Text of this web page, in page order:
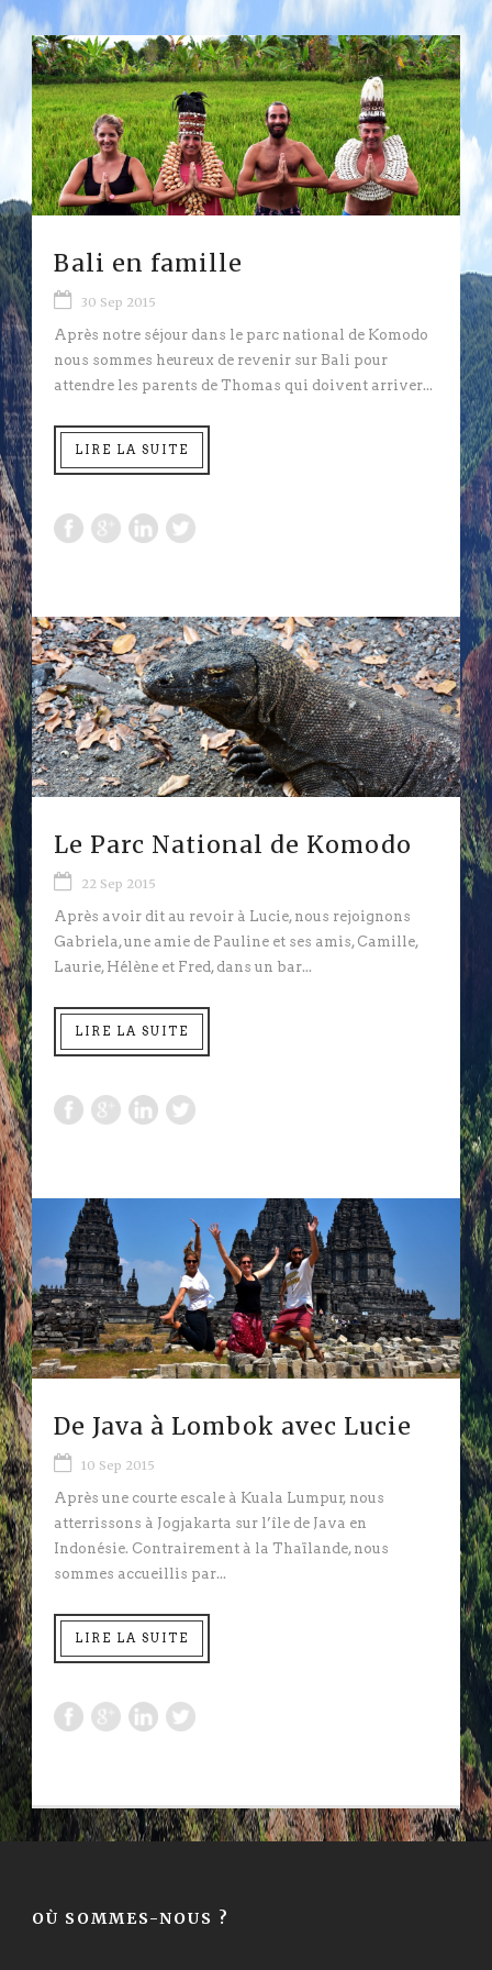
Bali en famille
30 Sep 2015
Après notre séjour dans le parc national de Komodo
nous sommes heureux de revenir sur Bali pour
attendre les parents de Thomas qui doivent arriver...
LIRE LA SUITE
Le Parc National de Komodo
22 Sep 2015
Après avoir dit au revoir à Lucie, nous rejoignons
Gabriela, une amie de Pauline et ses amis, Camille,
Laurie, Hélène et Fred, dans un bar...
LIRE LA SUITE
De Java à Lombok avec Lucie
10 Sep 2015
Après une courte escale à Kuala Lumpur, nous
atterrissons à Jogjakarta sur l’île de Java en
Indonésie. Contrairement à la Thaïlande, nous
sommes accueillis par...
LIRE LA SUITE
OÙ SOMMES-NOUS ?